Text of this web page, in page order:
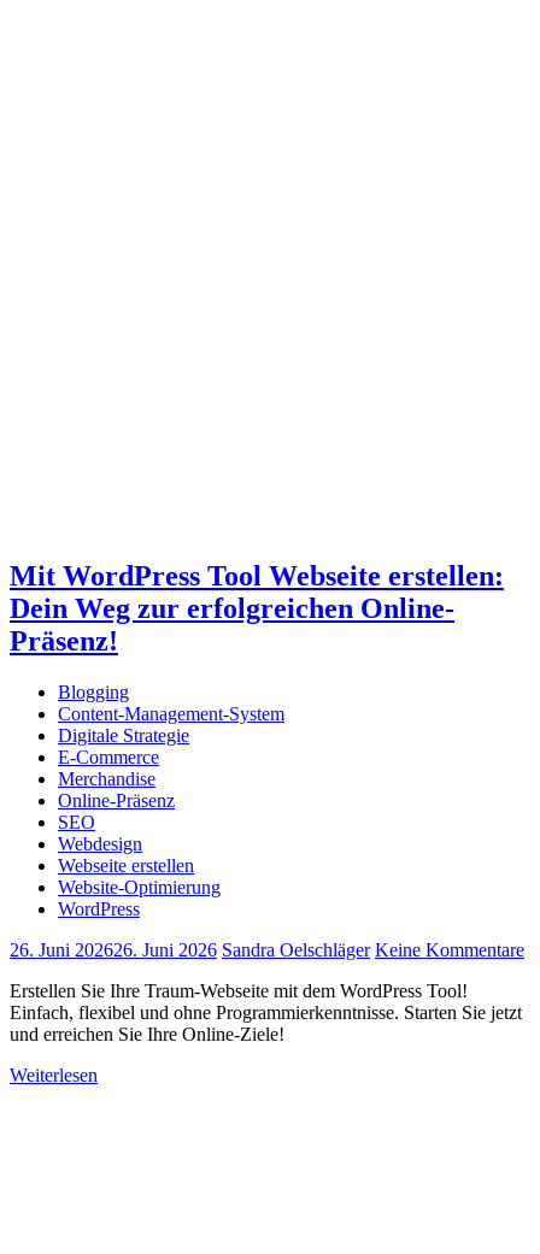
Mit WordPress Tool Webseite erstellen:
Dein Weg zur erfolgreichen Online-
Präsenz!
Blogging
Content-Management-System
Digitale Strategie
E-Commerce
Merchandise
Online-Präsenz
SEO
Webdesign
Webseite erstellen
Website-Optimierung
WordPress
26. Juni 202626. Juni 2026 Sandra Oelschläger Keine Kommentare
Erstellen Sie Ihre Traum-Webseite mit dem WordPress Tool!
Einfach, flexibel und ohne Programmierkenntnisse. Starten Sie jetzt
und erreichen Sie Ihre Online-Ziele!
Weiterlesen